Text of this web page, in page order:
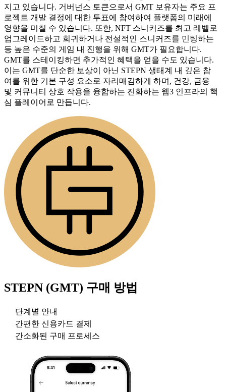
지고 있습니다. 거버넌스 토큰으로서 GMT 보유자는 주요 프
로젝트 개발 결정에 대한 투표에 참여하여 플랫폼의 미래에
영향을 미칠 수 있습니다. 또한, NFT 스니커즈를 최고 레벨로
업그레이드하고 희귀하거나 전설적인 스니커즈를 민팅하는
등 높은 수준의 게임 내 진행을 위해 GMT가 필요합니다.
GMT를 스테이킹하면 추가적인 혜택을 얻을 수도 있습니다.
이는 GMT를 단순한 보상이 아닌 STEPN 생태계 내 깊은 참
여를 위한 기본 구성 요소로 자리매김하게 하며, 건강, 금융
및 커뮤니티 상호 작용을 융합하는 진화하는 웹3 인프라의 핵
심 플레이어로 만듭니다.
STEPN (GMT) 구매 방법
단계별 안내
간편한 신용카드 결제
간소화된 구매 프로세스